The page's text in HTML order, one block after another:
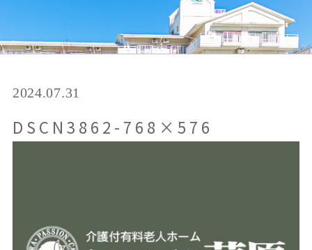
2024.07.31
DSCN3862-768×576